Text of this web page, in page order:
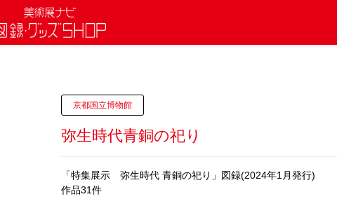
京都国立博物館
弥生時代青銅の祀り
「特集展示 弥生時代 青銅の祀り」図録(2024年1月発行)
作品31件